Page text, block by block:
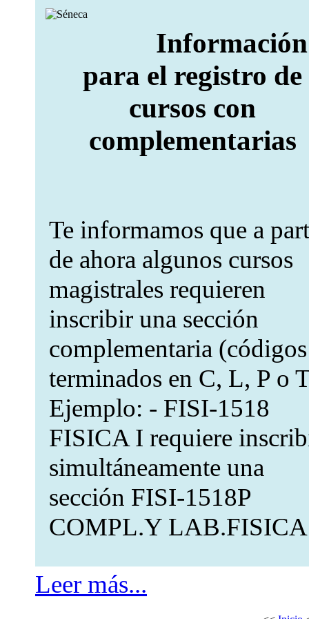
Información
para el registro de
cursos con
complementarias
Te informamos que a
de ahora algunos cursos
magistrales requieren
inscribir una sección
complementaria (códigos
terminados en C, L, P o
Ejemplo: - FISI-1518
FISICA I requiere
simultáneamente una
sección FISI-1518P
COMPL.Y
Leer más...